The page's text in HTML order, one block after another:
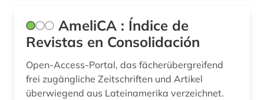
frankophonie (1)
frankreich (33)
frankreich <nord> (1)
frankreich zeitung (1)
AmeliCA : Índice de
Revistas en Consolidación
Open-Access-Portal, das fächerübergreifend
frei zugängliche Zeitschriften und Artikel
überwiegend aus Lateinamerika verzeichnet.